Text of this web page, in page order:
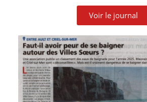
Voir le journal